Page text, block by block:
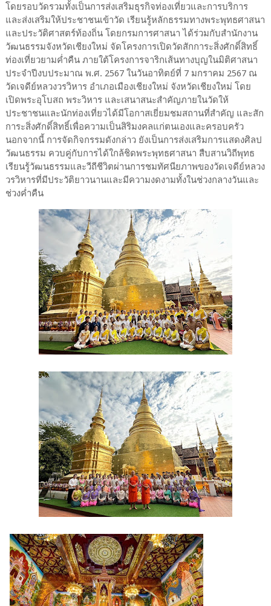
โดยรอบวัดรวมทั้งเป็นการส่งเสริมธุรกิจท่องเที่ยวและการบริการ
และส่งเสริมให้ประชาชนเข้าวัด เรียนรู้หลักธรรมทางพระพุทธศาสนา
และประวัติศาสตร์ท้องถิ่น โดยกรมการศาสนา ได้ร่วมกับสำนักงาน
วัฒนธรรมจังหวัดเชียงใหม่ จัดโครงการเปิดวัดสักการะสิ่งศักดิ์สิทธิ์
ท่องเที่ยวยามค่ำคืน ภายใต้โครงการจาริกเส้นทางบุญในมิติศาสนา
ประจำปีงบประมาณ พ.ศ. 2567 ในวันอาทิตย์ที่ 7 มกราคม 2567 ณ
วัดเจดีย์หลวงวรวิหาร อำเภอเมืองเชียงใหม่ จังหวัดเชียงใหม่ โดย
เปิดพระอุโบสถ พระวิหาร และเสนาสนะสำคัญภายในวัดให้
ประชาชนและนักท่องเที่ยวได้มีโอกาสเยี่ยมชมสถานที่สำคัญ และสัก
การะสิ่งศักดิ์สิทธิ์เพื่อความเป็นสิริมงคลแก่ตนเองและครอบครัว
นอกจากนี้ การจัดกิจกรรมดังกล่าว ยังเป็นการส่งเสริมการแสดงศิลป
วัฒนธรรม ควบคู่กับการได้ใกล้ชิดพระพุทธศาสนา สืบสานวิถีพุทธ
เรียนรู้วัฒนธรรมและวีถีชีวิตผ่านการชมทัศนียภาพของวัดเจดีย์หลวง
วรวิหารที่มีประวัติยาวนานและมีความงดงามทั้งในช่วงกลางวันและ
ช่วงค่ำคืน